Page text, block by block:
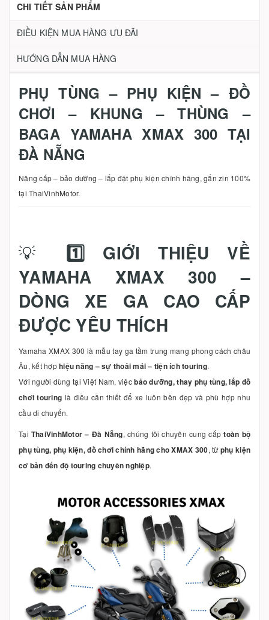
CHI TIẾT SẢN PHẨM
ĐIỀU KIỆN MUA HÀNG ƯU ĐÃI
HƯỚNG DẪN MUA HÀNG
PHỤ TÙNG – PHỤ KIỆN – ĐỒ
CHƠI – KHUNG – THÙNG –
BAGA YAMAHA XMAX 300 TẠI
ĐÀ NẴNG
Nâng cấp – bảo dưỡng – lắp đặt phụ kiện chính hãng, gắn zin 100%
tại ThaiVinhMotor.
💡 1️⃣ GIỚI THIỆU VỀ
YAMAHA XMAX 300 –
DÒNG XE GA CAO CẤP
ĐƯỢC YÊU THÍCH
Yamaha XMAX 300 là mẫu tay ga tầm trung mang phong cách châu
Âu, kết hợphiệu năng – sự thoải mái – tiện ích touring.
Với người dùng tại Việt Nam, việcbảo dưỡng, thay phụ tùng, lắp đồ
chơi touring là điều cần thiết để xe luôn bền đẹp và phù hợp nhu
cầu di chuyển.
Tại ThaiVinhMotor – Đà Nẵng, chúng tôi chuyên cung cấptoàn bộ
phụ tùng, phụ kiện, đồ chơi chính hãng cho XMAX 300, từphụ kiện
cơ bản đến độ touring chuyên nghiệp.